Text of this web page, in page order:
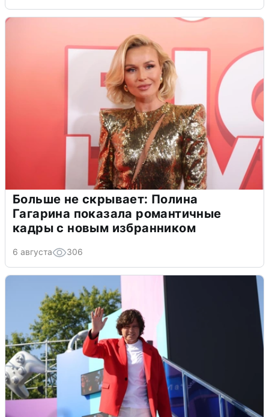
Больше не скрывает: Полина
Гагарина показала романтичные
кадры с новым избранником
6 августа 306